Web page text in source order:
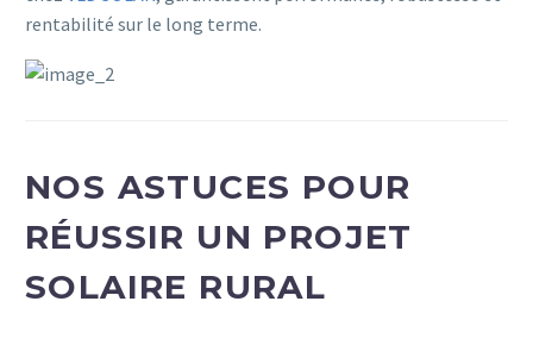
rentabilité sur le long terme.
NOS ASTUCES POUR
RÉUSSIR UN PROJET
SOLAIRE RURAL